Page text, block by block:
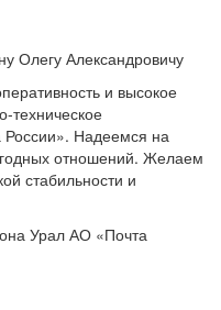
Олегу Александровичу
и высокое
техническое
России». Надеемся на
отношений. Желаем
стабильности и
Урал АО «Почта